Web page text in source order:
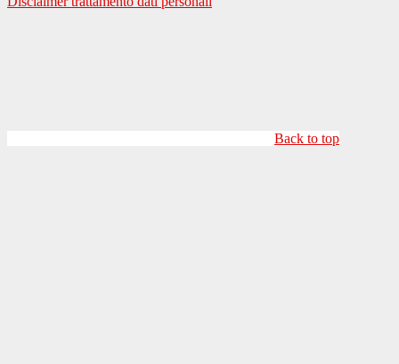
Back to top